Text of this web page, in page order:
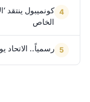
كونميبول ينتقد
الخاص
رسمياً.. الاتحاد